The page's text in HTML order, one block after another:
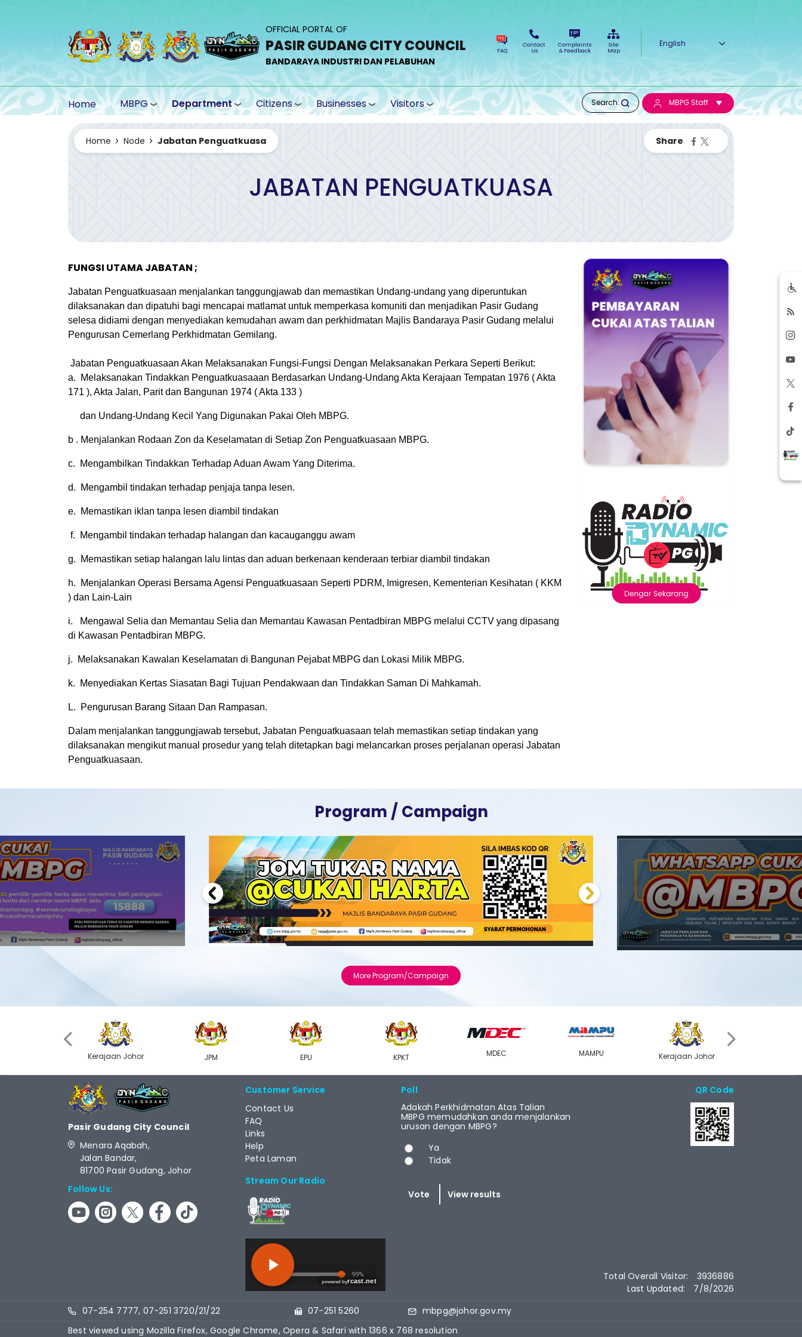
OFFICIAL PORTAL OF
PASIR GUDANG CITY COUNCIL
BANDARAYA INDUSTRI DAN PELABUHAN
FAQ
Contact
Us
Complaints
& Feedback
Site
Map
Select your language
Home MBPG Department Citizens Businesses Visitors Search: MBPG Staff
Home Node Jabatan Penguatkuasa
JABATAN PENGUATKUASA
FUNGSI UTAMA JABATAN ;
Jabatan Penguatkuasaan menjalankan tanggungjawab dan memastikan Undang-undang yang diperuntukan
dilaksanakan dan dipatuhi bagi mencapai matlamat untuk memperkasa komuniti dan menjadikan Pasir Gudang
selesa didiami dengan menyediakan kemudahan awam dan perkhidmatan Majlis Bandaraya Pasir Gudang melalui
Pengurusan Cemerlang Perkhidmatan Gemilang.
Jabatan Penguatkuasaan Akan Melaksanakan Fungsi-Fungsi Dengan Melaksanakan Perkara Seperti Berikut:
a. Melaksanakan Tindakkan Penguatkuasaaan Berdasarkan Undang-Undang Akta Kerajaan Tempatan 1976 ( Akta
171 ), Akta Jalan, Parit dan Bangunan 1974 ( Akta 133 )
dan Undang-Undang Kecil Yang Digunakan Pakai Oleh MBPG.
b . Menjalankan Rodaan Zon da Keselamatan di Setiap Zon Penguatkuasaan MBPG.
c. Mengambilkan Tindakkan Terhadap Aduan Awam Yang Diterima.
d. Mengambil tindakan terhadap penjaja tanpa lesen.
e. Memastikan iklan tanpa lesen diambil tindakan
f. Mengambil tindakan terhadap halangan dan kacauganggu awam
g. Memastikan setiap halangan lalu lintas dan aduan berkenaan kenderaan terbiar diambil tindakan
h. Menjalankan Operasi Bersama Agensi Penguatkuasaan Seperti PDRM, Imigresen, Kementerian Kesihatan ( KKM
) dan Lain-Lain
i. Mengawal Selia dan Memantau Selia dan Memantau Kawasan Pentadbiran MBPG melalui CCTV yang dipasang
di Kawasan Pentadbiran MBPG.
j. Melaksanakan Kawalan Keselamatan di Bangunan Pejabat MBPG dan Lokasi Milik MBPG.
k. Menyediakan Kertas Siasatan Bagi Tujuan Pendakwaan dan Tindakkan Saman Di Mahkamah.
L. Pengurusan Barang Sitaan Dan Rampasan.
Dalam menjalankan tanggungjawab tersebut, Jabatan Penguatkuasaan telah memastikan setiap tindakan yang
dilaksanakan mengikut manual prosedur yang telah ditetapkan bagi melancarkan proses perjalanan operasi Jabatan
Penguatkuasaan.
Program / Campaign
Previous Next
More Program/Campaign
Kerajaan Johor JPM EPU KPKT MDEC MAMPU Kerajaan Johor
Pasir Gudang City Council
Menara Aqabah,
Jalan Bandar,
81700 Pasir Gudang, Johor
Follow Us:
Customer Service
Contact Us
FAQ
Links
Help
Peta Laman
Stream Our Radio
Poll
Adakah Perkhidmatan Atas Talian
MBPG memudahkan anda menjalankan
urusan dengan MBPG?
Choices
Ya
Tidak
QR Code
Total Overall Visitor:
3936886
Last Updated:
7/8/2026
07-254 7777, 07-251 3720/21/22
07-251 5260
mbpg@johor.gov.my
Best viewed using Mozilla Firefox, Google Chrome, Opera & Safari with 1366 x 768 resolution